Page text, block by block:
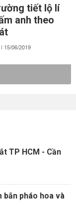
tiết lộ lí
anh theo
15/06/2019
TP HCM - Cần
bắn pháo hoa và